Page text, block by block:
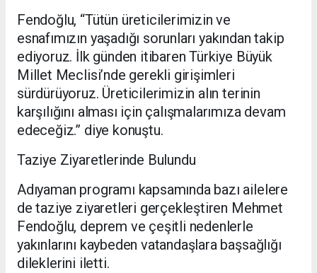
Fendoğlu, “Tütün üreticilerimizin ve
esnafımızın yaşadığı sorunları yakından takip
ediyoruz. İlk günden itibaren Türkiye Büyük
Millet Meclisi’nde gerekli girişimleri
sürdürüyoruz. Üreticilerimizin alın terinin
karşılığını alması için çalışmalarımıza devam
edeceğiz.” diye konuştu.
Taziye Ziyaretlerinde Bulundu
Adıyaman programı kapsamında bazı ailelere
de taziye ziyaretleri gerçekleştiren Mehmet
Fendoğlu, deprem ve çeşitli nedenlerle
yakınlarını kaybeden vatandaşlara başsağlığı
dileklerini iletti.